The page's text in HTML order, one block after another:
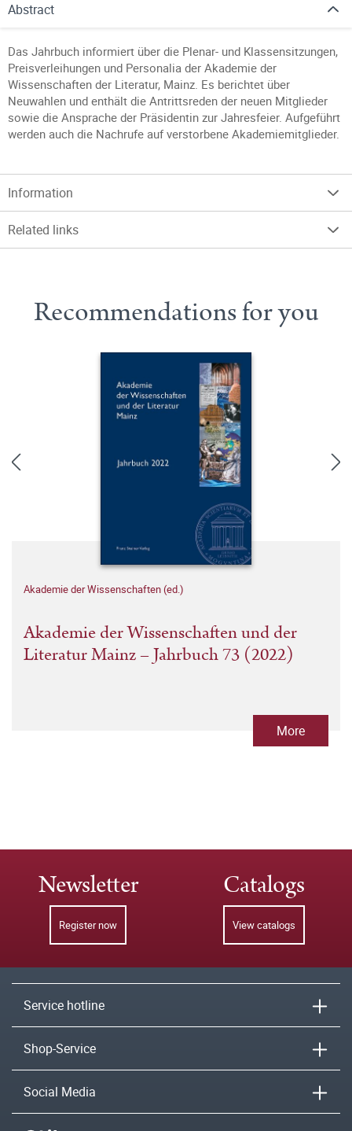
Abstract
Das Jahrbuch informiert über die Plenar- und Klassensitzungen,
Preisverleihungen und Personalia der Akademie der
Wissenschaften der Literatur, Mainz. Es berichtet über
Neuwahlen und enthält die Antrittsreden der neuen Mitglieder
sowie die Ansprache der Präsidentin zur Jahresfeier. Aufgeführt
werden auch die Nachrufe auf verstorbene Akademiemitglieder.
Information
Related links
Recommendations for you
Akademie der Wissenschaften (ed.)
Akademie der Wissenschaften und der
Literatur Mainz – Jahrbuch 73 (2022)
More
Newsletter
Register now
Catalogs
View catalogs
Service hotline
Shop-Service
Social Media